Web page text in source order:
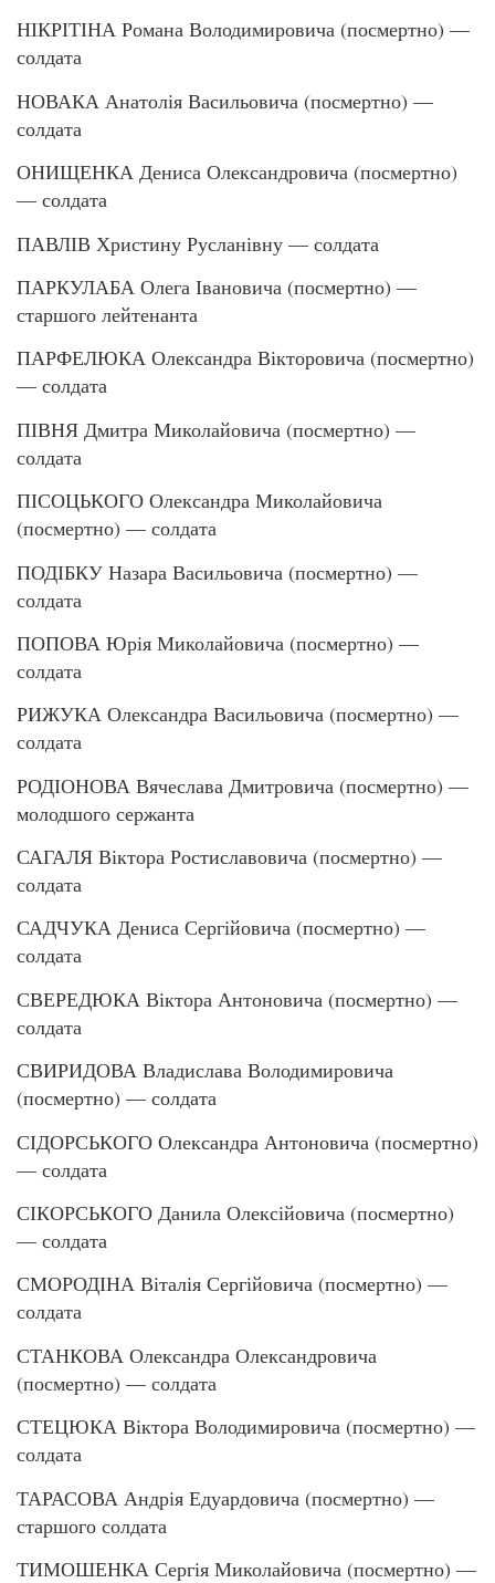
НІКРІТІНА Романа Володимировича (посмертно) —
солдата
НОВАКА Анатолія Васильовича (посмертно) —
солдата
ОНИЩЕНКА Дениса Олександровича (посмертно)
— солдата
ПАВЛІВ Христину Русланівну — солдата
ПАРКУЛАБА Олега Івановича (посмертно) —
старшого лейтенанта
ПАРФЕЛЮКА Олександра Вікторовича (посмертно)
— солдата
ПІВНЯ Дмитра Миколайовича (посмертно) —
солдата
ПІСОЦЬКОГО Олександра Миколайовича
(посмертно) — солдата
ПОДІБКУ Назара Васильовича (посмертно) —
солдата
ПОПОВА Юрія Миколайовича (посмертно) —
солдата
РИЖУКА Олександра Васильовича (посмертно) —
солдата
РОДІОНОВА Вячеслава Дмитровича (посмертно) —
молодшого сержанта
САГАЛЯ Віктора Ростиславовича (посмертно) —
солдата
САДЧУКА Дениса Сергійовича (посмертно) —
солдата
СВЕРЕДЮКА Віктора Антоновича (посмертно) —
солдата
СВИРИДОВА Владислава Володимировича
(посмертно) — солдата
СІДОРСЬКОГО Олександра Антоновича (посмертно)
— солдата
СІКОРСЬКОГО Данила Олексійовича (посмертно)
— солдата
СМОРОДІНА Віталія Сергійовича (посмертно) —
солдата
СТАНКОВА Олександра Олександровича
(посмертно) — солдата
СТЕЦЮКА Віктора Володимировича (посмертно) —
солдата
ТАРАСОВА Андрія Едуардовича (посмертно) —
старшого солдата
ТИМОШЕНКА Сергія Миколайовича (посмертно) —